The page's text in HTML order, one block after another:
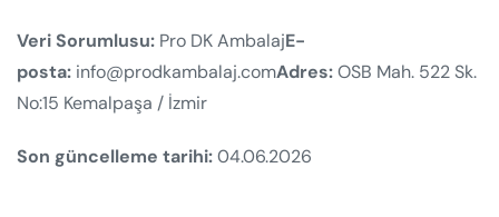
Veri Sorumlusu: Pro DK AmbalajE-
posta: info@prodkambalaj.comAdres:OSB Mah. 522 Sk.
No:15 Kemalpaşa / İzmir
Son güncelleme tarihi:04.06.2026